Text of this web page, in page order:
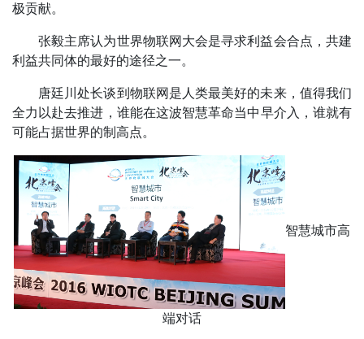
极贡献。
张毅主席认为世界物联网大会是寻求利益会合点，共建
利益共同体的最好的途径之一。
唐廷川处长谈到物联网是人类最美好的未来，值得我们
全力以赴去推进，谁能在这波智慧革命当中早介入，谁就有
可能占据世界的制高点。
智慧城市高
端对话